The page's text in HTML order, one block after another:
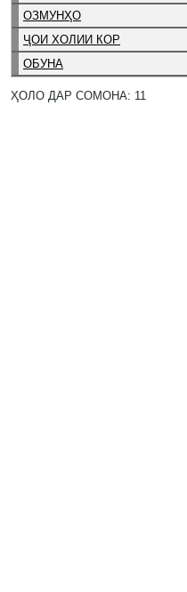
ОЗМУНҲО
ҶОИ ХОЛИИ КОР
ОБУНА
ҲОЛО ДАР СОМОНА: 11